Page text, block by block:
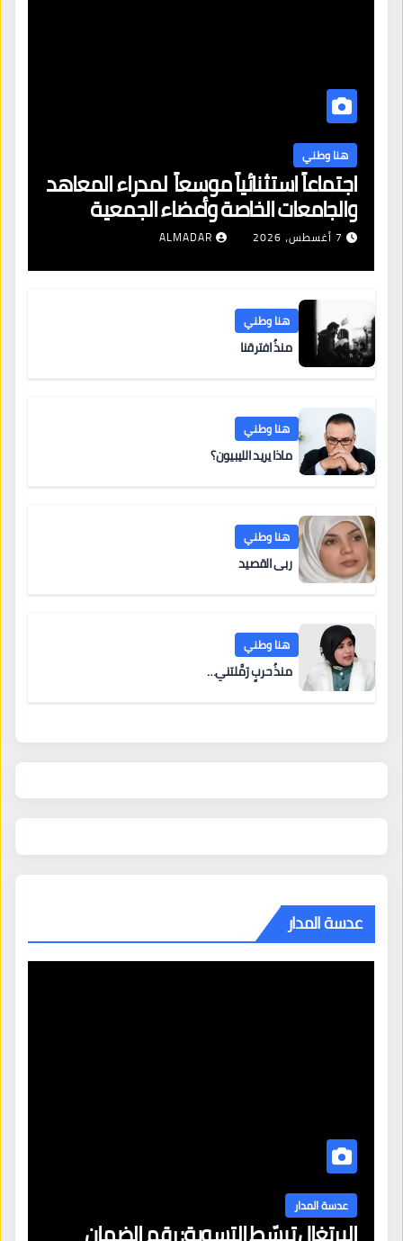
هنا وطني
اجتماعاً استثنائياً موسعاً لمدراء المعاهد
والجامعات الخاصة وأعضاء الجمعية
العمومية للنقابة العامة لمؤسسات
التعليم والتدريب الخاص في ليبيا
7 أغسطس، 2026 ALMADAR
هنا وطني
منذُ افترقنا
هنا وطني
ماذا يريد الليبيون؟
هنا وطني
ربى القصيد
هنا وطني
منذُ حربٍ رَمَّلتني…
عدسة المدار
عدسة المدار